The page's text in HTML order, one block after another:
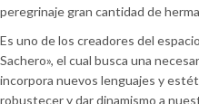
peregrinaje gran cantidad de
Es uno de los creadores del
Sachero», el cual busca una
incorpora nuevos lenguajes y
robustecer y dar dinamismo a